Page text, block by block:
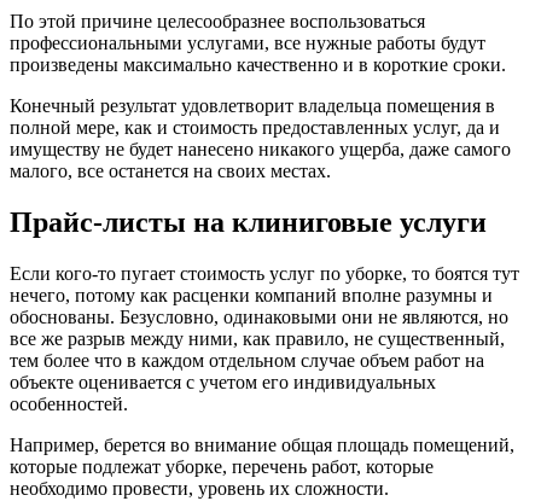
По этой причине целесообразнее воспользоваться
профессиональными услугами, все нужные работы будут
произведены максимально качественно и в короткие сроки.
Конечный результат удовлетворит владельца помещения в
полной мере, как и стоимость предоставленных услуг, да и
имуществу не будет нанесено никакого ущерба, даже самого
малого, все останется на своих местах.
Прайс-листы на клиниговые услуги
Если кого-то пугает стоимость услуг по уборке, то боятся тут
нечего, потому как расценки компаний вполне разумны и
обоснованы. Безусловно, одинаковыми они не являются, но
все же разрыв между ними, как правило, не существенный,
тем более что в каждом отдельном случае объем работ на
объекте оценивается с учетом его индивидуальных
особенностей.
Например, берется во внимание общая площадь помещений,
которые подлежат уборке, перечень работ, которые
необходимо провести, уровень их сложности.